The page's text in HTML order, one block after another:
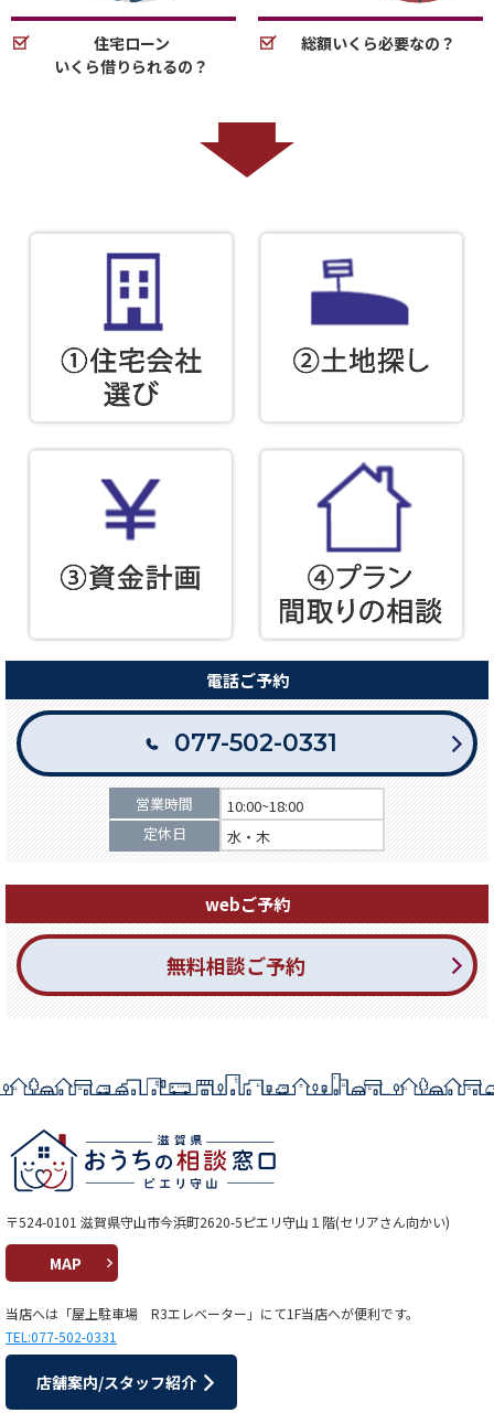
住宅ローン
いくら借りられるの？
総額いくら必要なの？
電話ご予約
077-502-0331
営業時間
10:00~18:00
定休日
水・木
webご予約
無料相談ご予約
〒524-0101 滋賀県守山市今浜町2620-5ピエリ守山１階(セリアさん向かい)
MAP
当店へは「屋上駐車場 R3エレベーター」にて1F当店へが便利です。
TEL:077-502-0331
店舗案内/スタッフ紹介